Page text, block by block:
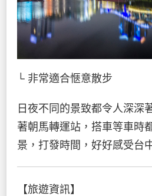
└ 非常適合愜意散步
日夜不同的景致都令人深深
著朝馬轉運站，搭車等車時
景，打發時間，好好感受台
【旅遊資訊】